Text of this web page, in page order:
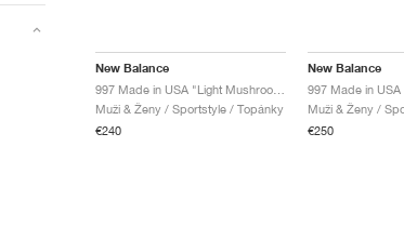
New Balance
Muži & Ženy / Sportstyle / Topánky
€240
New Balance
997 Made in
Muži & Ženy /
€250